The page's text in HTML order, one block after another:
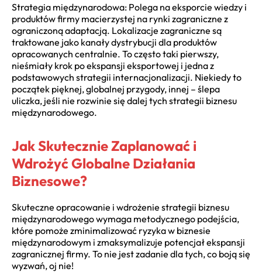
Strategia międzynarodowa: Polega na eksporcie wiedzy i
produktów firmy macierzystej na rynki zagraniczne z
ograniczoną adaptacją. Lokalizacje zagraniczne są
traktowane jako kanały dystrybucji dla produktów
opracowanych centralnie. To często taki pierwszy,
nieśmiały krok po ekspansji eksportowej i jedna z
podstawowych strategii internacjonalizacji. Niekiedy to
początek pięknej, globalnej przygody, innej – ślepa
uliczka, jeśli nie rozwinie się dalej tych strategii biznesu
międzynarodowego.
Jak Skutecznie Zaplanować i
Wdrożyć Globalne Działania
Biznesowe?
Skuteczne opracowanie i wdrożenie strategii biznesu
międzynarodowego wymaga metodycznego podejścia,
które pomoże zminimalizować ryzyka w biznesie
międzynarodowym i zmaksymalizuje potencjał ekspansji
zagranicznej firmy. To nie jest zadanie dla tych, co boją się
wyzwań, oj nie!